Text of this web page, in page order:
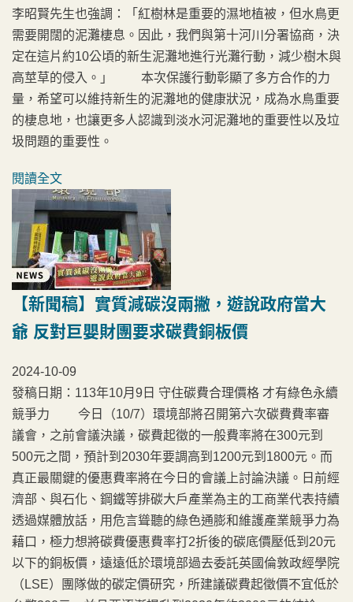
李昭賢先生也強調：「紅樹林是重要的濕地植被，但水鳥更
需要開闊的泥灘棲息。因此，我們與第十河川分署協商，決
定在這片約10公頃的新生泥灘地進行光灘行動，減少樹木與
高莖草的侵入。」 本次保護行動彰顯了多方合作的力
量，希望可以維持新生的泥灘地的健康狀況，成為水鳥重要
的棲息地，也讓更多人認識到淡水河泥灘地的重要性以及垃
圾問題的重要性。
閱讀全文
【新聞稿】實質減碳沒兩撇，遊說政府當大
爺 反對巨嬰財團要求碳費銅板價
2024-10-09
發稿日期：113年10月9日 守住碳費合理價格 才有綠色永續
競爭力 今日（10/7）環境部將召開第六次碳費費率審
議會，之前會議決議，碳費起徵的一般費率將在300元到
500元之間，預計到2030年要調高到1200元到1800元。而
真正最關鍵的優惠費率將在今日的會議上討論決議。日前經
濟部、與石化、鋼鐵等排碳大戶產業為主的工商業代表持續
透過媒體放話，用危言聳聽的綠色通膨和維護產業競爭力為
藉口，極力想將碳費優惠費率打2折後的碳底價壓低到20元
以下的銅板價，遠遠低於環境部過去委託英國倫敦政經學院
（LSE）團隊做的碳定價研究，所建議碳費起徵價不宜低於